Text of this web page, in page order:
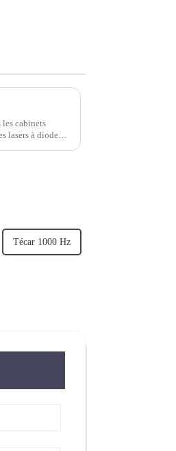
cabinets
Técar 1000 Hz